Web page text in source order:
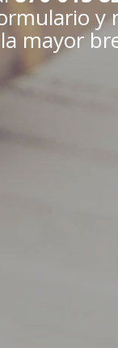
y
mayor